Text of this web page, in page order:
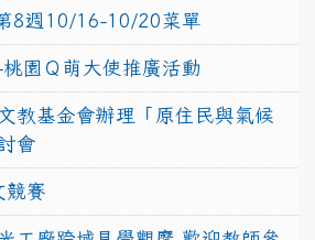
8週10/16-10/20菜單
園Ｑ萌大使推廣活動
教基金會辦理「原住民與氣候
會
競賽